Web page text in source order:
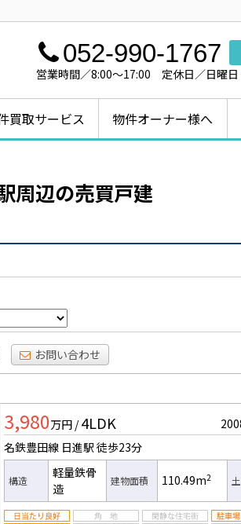
052-990-1767
営業時間／8:00～17:00 定休日／日曜日
買取サービス 物件オーナー様へ
周辺の売買戸建
お問い合わせ
3,980万円 / 4LDK
名鉄豊田線 日進駅 徒歩23分
構造
軽量鉄骨
造
建物面積 110.49m2